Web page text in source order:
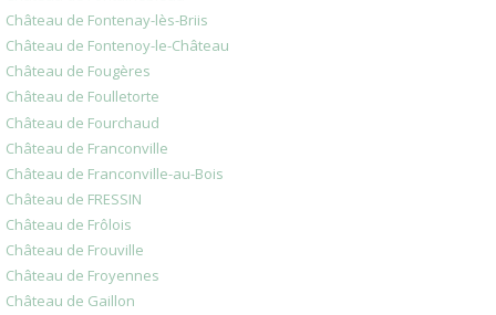
Château de Fontenay-lès-Briis
Château de Fontenoy-le-Château
Château de Fougères
Château de Foulletorte
Château de Fourchaud
Château de Franconville
Château de Franconville-au-Bois
Château de FRESSIN
Château de Frôlois
Château de Frouville
Château de Froyennes
Château de Gaillon